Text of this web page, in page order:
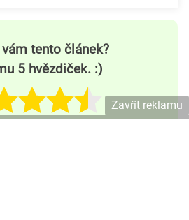
tento článek?
5 hvězdiček. :)
Zavřít reklamu